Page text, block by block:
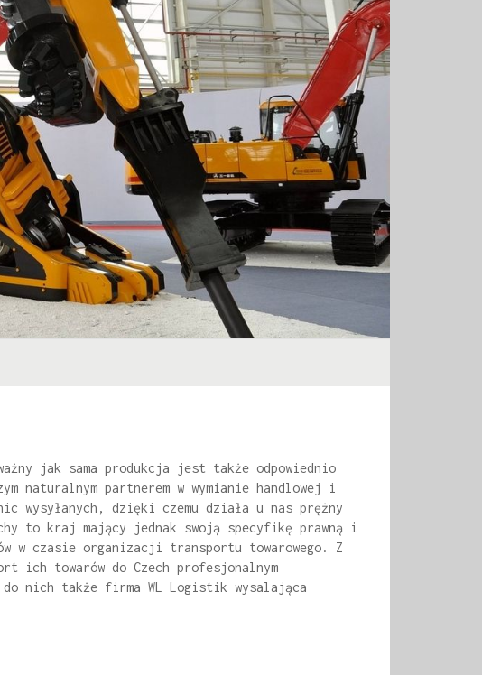
jak sama produkcja jest także odpowiednio
naturalnym partnerem w wymianie handlowej i
wysyłanych, dzięki czemu działa u nas prężny
to kraj mający jednak swoją specyfikę prawną i
w czasie organizacji transportu towarowego. Z
ich towarów do Czech profesjonalnym
nich także firma WL Logistik wysalająca